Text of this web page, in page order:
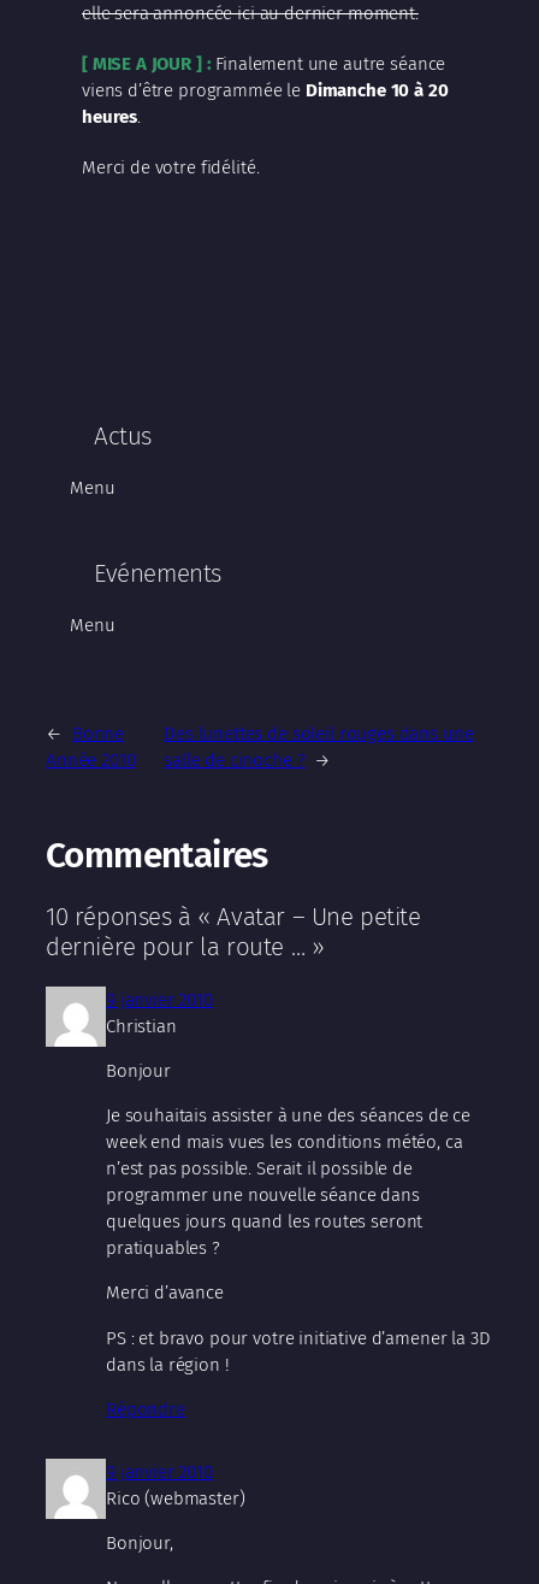
elle sera annoncée ici au dernier moment.
[ MISE A JOUR ] : Finalement une autre séance
viens d’être programmée le Dimanche 10 à 20
heures.
Merci de votre fidélité.
Actus
Menu
Evénements
Menu
←
Bonne
Année 2010
Des lunettes de soleil rouges dans une
salle de cinoche ? →
Commentaires
10 réponses à « Avatar – Une petite
dernière pour la route … »
9 janvier 2010
Christian
Bonjour
Je souhaitais assister à une des séances de ce
week end mais vues les conditions météo, ca
n’est pas possible. Serait il possible de
programmer une nouvelle séance dans
quelques jours quand les routes seront
pratiquables ?
Merci d’avance
PS : et bravo pour votre initiative d’amener la 3D
dans la région !
Répondre
9 janvier 2010
Rico (webmaster)
Bonjour,